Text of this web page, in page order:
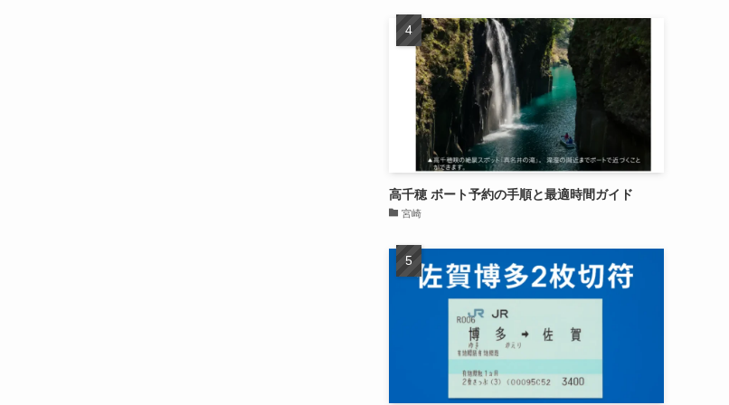
高千穂 ボート予約の手順と最適時間ガイド
宮崎